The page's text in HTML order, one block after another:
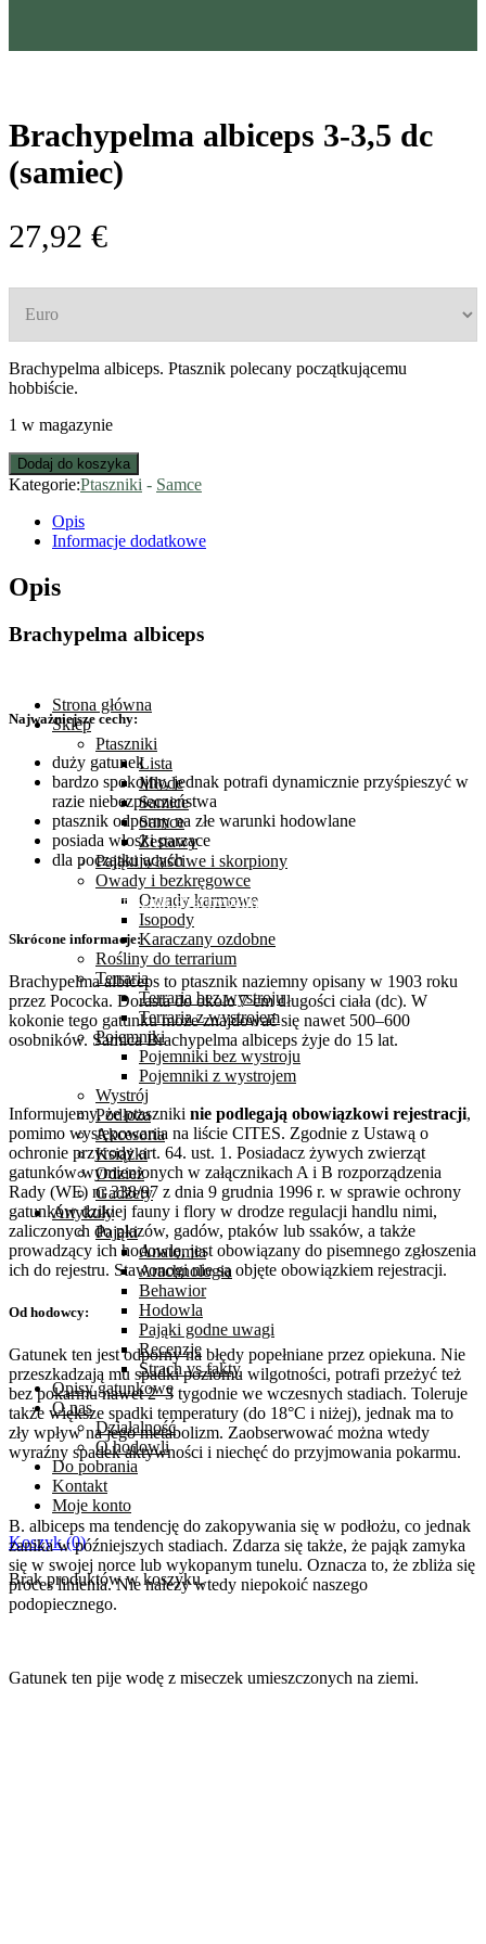
Strona główna
Sklep
Ptaszniki
Lista
Młode
Samice
Samce
Zestawy
Pająki właściwe i skorpiony
Owady i bezkręgowce
Owady karmowe
Isopody
Karaczany ozdobne
Rośliny do terrarium
Terraria
Terraria bez wystroju
Terraria z wystrojem
Pojemniki
Pojemniki bez wystroju
Pojemniki z wystrojem
Wystrój
Podłoża
Akcesoria
Książki
Odzież
Gadżety
Artykuły
Pająki
Anatomia
Arachnologia
Behawior
Hodowla
Pająki godne uwagi
Recenzje
Strach vs fakty
Opisy gatunkowe
O nas
Działalność
O hodowli
Do pobrania
Kontakt
Moje konto
Koszyk (0)
Brak produktów w koszyku.
Sklep
PtasznikiBrachypelma albiceps 3-3,5 dc (samiec)
Brachypelma albiceps 3-3,5 dc
(samiec)
27,92 €
Brachypelma albiceps. Ptasznik polecany początkującemu
hobbiście.
1 w magazynie
Dodaj do koszyka
Kategorie:Ptaszniki - Samce
Opis
Informacje dodatkowe
Opis
Brachypelma albiceps
Najważniejsze cechy:
duży gatunek
bardzo spokojny, jednak potrafi dynamicznie przyśpieszyć w
razie niebezpieczeństwa
ptasznik odporny na złe warunki hodowlane
posiada włoski parzące
dla początkujących
Skrócone informacje:
Brachypelma albiceps to ptasznik naziemny opisany w 1903 roku
przez Pococka. Dorasta do około 7 cm długości ciała (dc). W
kokonie tego gatunku może znajdować się nawet 500–600
osobników. Samica Brachypelma albiceps żyje do 15 lat.
Informujemy, że ptaszniki nie podlegają obowiązkowi rejestracji,
pomimo występowania na liście CITES. Zgodnie z Ustawą o
ochronie przyrody art. 64. ust. 1. Posiadacz żywych zwierząt
gatunków wymienionych w załącznikach A i B rozporządzenia
Rady (WE) nr 338/97 z dnia 9 grudnia 1996 r. w sprawie ochrony
gatunków dzikiej fauny i flory w drodze regulacji handlu nimi,
zaliczonych do płazów, gadów, ptaków lub ssaków, a także
prowadzący ich hodowlę, jest obowiązany do pisemnego zgłoszenia
ich do rejestru. Stawonogi nie są objęte obowiązkiem rejestracji.
Od hodowcy:
Gatunek ten jest odporny na błędy popełniane przez opiekuna. Nie
przeszkadzają mu spadki poziomu wilgotności, potrafi przeżyć też
bez pokarmu nawet 2–3 tygodnie we wczesnych stadiach. Toleruje
także większe spadki temperatury (do 18°C i niżej), jednak ma to
zły wpływ na jego metabolizm. Zaobserwować można wtedy
wyraźny spadek aktywności i niechęć do przyjmowania pokarmu.
B. albiceps ma tendencję do zakopywania się w podłożu, co jednak
zanika w późniejszych stadiach. Zdarza się także, że pająk zamyka
się w swojej norce lub wykopanym tunelu. Oznacza to, że zbliża się
proces linienia. Nie należy wtedy niepokoić naszego
podopiecznego.
Gatunek ten pije wodę z miseczek umieszczonych na ziemi.